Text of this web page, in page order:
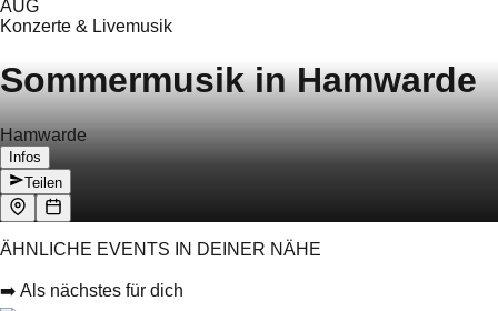
AUG
Konzerte & Livemusik
Sommermusik in Hamwarde
Hamwarde
Infos
Teilen
ÄHNLICHE EVENTS IN DEINER NÄHE
➡️ Als nächstes für dich